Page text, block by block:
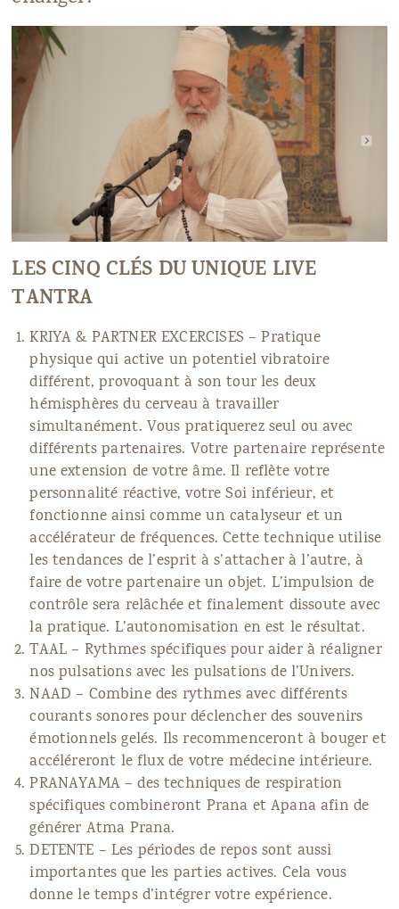
LES CINQ CLÉS DU UNIQUE LIVE
TANTRA
KRIYA & PARTNER EXCERCISES – Pratique
physique qui active un potentiel vibratoire
différent, provoquant à son tour les deux
hémisphères du cerveau à travailler
simultanément. Vous pratiquerez seul ou avec
différents partenaires. Votre partenaire représente
une extension de votre âme. Il reflète votre
personnalité réactive, votre Soi inférieur, et
fonctionne ainsi comme un catalyseur et un
accélérateur de fréquences. Cette technique utilise
les tendances de l’esprit à s’attacher à l’autre, à
faire de votre partenaire un objet. L’impulsion de
contrôle sera relâchée et finalement dissoute avec
la pratique. L’autonomisation en est le résultat.
TAAL – Rythmes spécifiques pour aider à réaligner
nos pulsations avec les pulsations de l’Univers.
NAAD – Combine des rythmes avec différents
courants sonores pour déclencher des souvenirs
émotionnels gelés. Ils recommenceront à bouger et
accéléreront le flux de votre médecine intérieure.
PRANAYAMA – des techniques de respiration
spécifiques combineront Prana et Apana afin de
générer Atma Prana.
DETENTE – Les périodes de repos sont aussi
importantes que les parties actives. Cela vous
donne le temps d’intégrer votre expérience.